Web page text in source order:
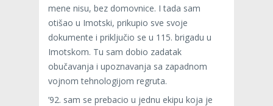
mene nisu, bez domovnice. I tada sam
otišao u Imotski, prikupio sve svoje
dokumente i priključio se u 115. brigadu u
Imotskom. Tu sam dobio zadatak
obučavanja i upoznavanja sa zapadnom
vojnom tehnologijom regruta.
’92. sam se prebacio u jednu ekipu koja je